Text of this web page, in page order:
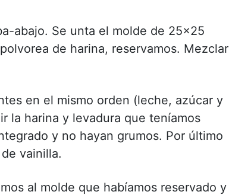
abajo. Se unta el molde de 25x25
de harina, reservamos. Mezclar
en el mismo orden (leche, azúcar y
la harina y levadura que teníamos
y no hayan grumos. Por último
vainilla.
al molde que habíamos reservado y